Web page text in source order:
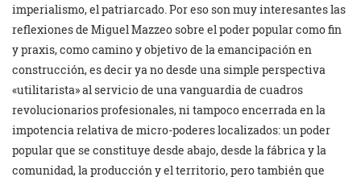
imperialismo, el patriarcado. Por eso son muy interesantes las
reflexiones de Miguel Mazzeo sobre el poder popular como fin
y praxis, como camino y objetivo de la emancipación en
construcción, es decir ya no desde una simple perspectiva
«utilitarista» al servicio de una vanguardia de cuadros
revolucionarios profesionales, ni tampoco encerrada en la
impotencia relativa de micro-poderes localizados: un poder
popular que se constituye desde abajo, desde la fábrica y la
comunidad, la producción y el territorio, pero también que